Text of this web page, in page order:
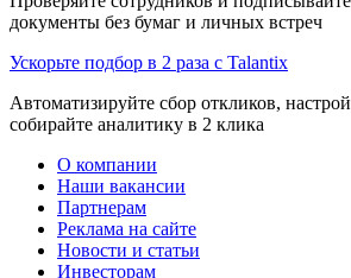
документы без бумаг и личных встреч
Ускорьте подбор в 2 раза с Talantix
Автоматизируйте сбор откликов,
собирайте аналитику в 2 клика
О компании
Наши вакансии
Партнерам
Реклама на сайте
Новости и статьи
Инвесторам